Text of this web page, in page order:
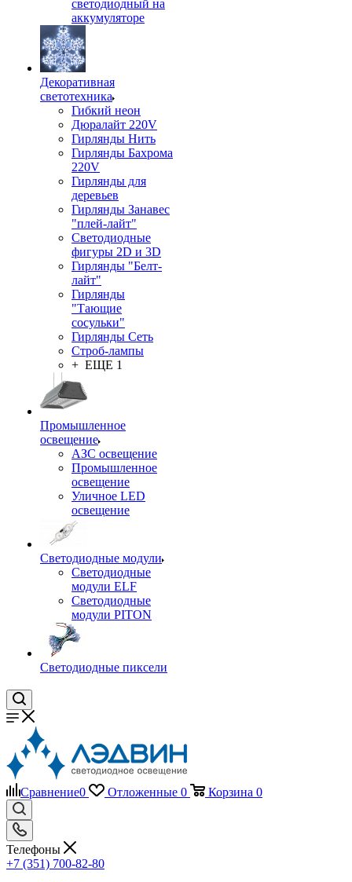
светодиодный на
аккумуляторе
Декоративная
светотехника
Гибкий неон
Дюралайт 220V
Гирлянды Нить
Гирлянды Бахрома
220V
Гирлянды для
деревьев
Гирлянды Занавес
"плей-лайт"
Светодиодные
фигуры 2D и 3D
Гирлянды "Белт-
лайт"
Гирлянды
"Тающие
сосульки"
Гирлянды Сеть
Строб-лампы
+ ЕЩЕ 1
Промышленное
освещение
АЗС освещение
Промышленное
освещение
Уличное LED
освещение
Светодиодные модули
Светодиодные
модули ELF
Светодиодные
модули PITON
Светодиодные пиксели
Сравнение0 Отложенные 0 Корзина 0
Телефоны
+7 (351) 700-82-80